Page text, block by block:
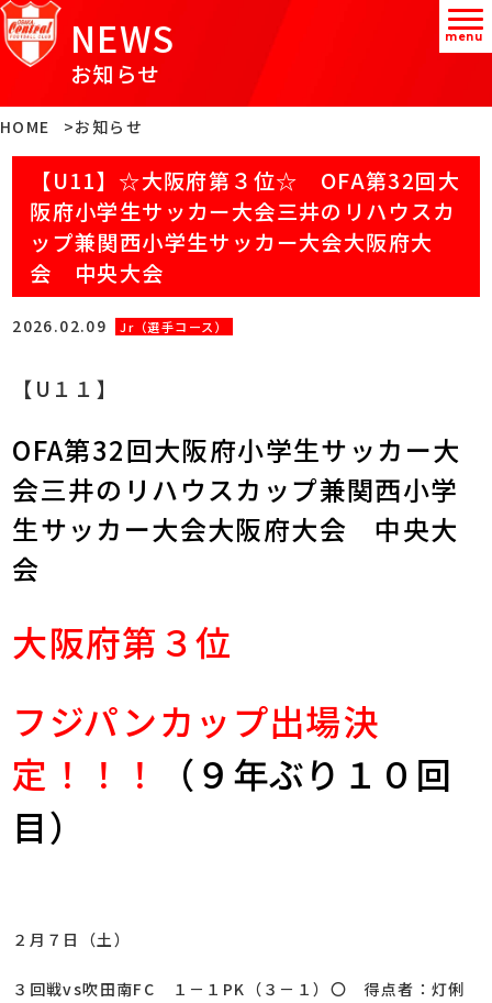
NEWS
お知らせ
HOME お知らせ
【U11】☆大阪府第３位☆ OFA第32回大
阪府小学生サッカー大会三井のリハウスカ
ップ兼関西小学生サッカー大会大阪府大
会 中央大会
2026.02.09 Jr（選手コース）
【U１１】
OFA第32回大阪府小学生サッカー大
会三井のリハウスカップ兼関西小学
生サッカー大会大阪府大会 中央大
会
大阪府第３位
フジパンカップ出場決
定！！！
（９年ぶり１０回
目）
２月７日（土）
３回戦vs吹田南FC １－１PK（３－１）〇 得点者：灯俐
menu